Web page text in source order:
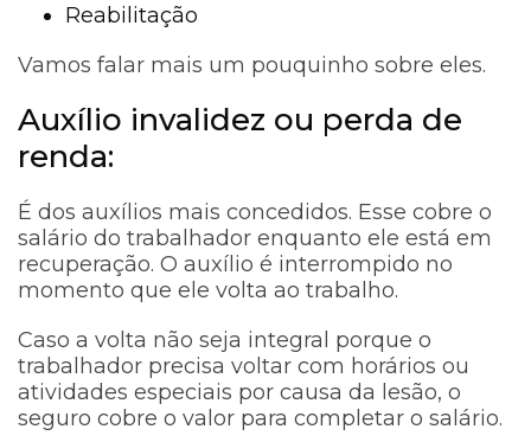
Reabilitação
Vamos falar mais um pouquinho sobre eles.
Auxílio invalidez ou perda de
renda:
É dos auxílios mais concedidos. Esse cobre o
salário do trabalhador enquanto ele está em
recuperação. O auxílio é interrompido no
momento que ele volta ao trabalho.
Caso a volta não seja integral porque o
trabalhador precisa voltar com horários ou
atividades especiais por causa da lesão, o
seguro cobre o valor para completar o salário.